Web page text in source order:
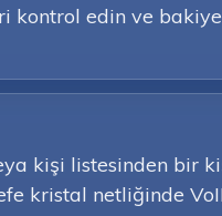
kontrol edin ve
kişi listesinden bir
kristal netliğinde